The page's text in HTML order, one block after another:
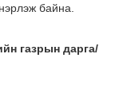
байна.
газрын дарга/